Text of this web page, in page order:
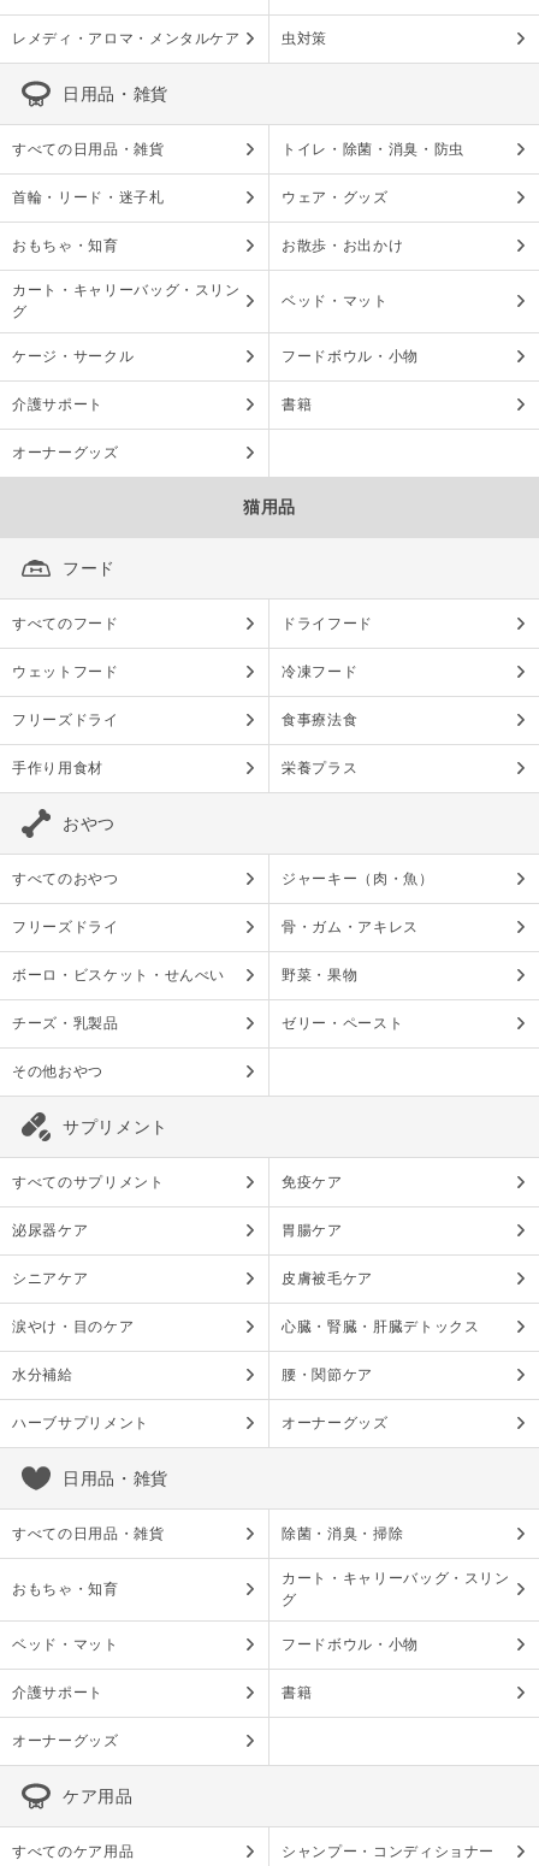
レメディ・アロマ・メンタルケア 虫対策
日用品・雑貨
すべての日用品・雑貨 トイレ・除菌・消臭・防虫
首輪・リード・迷子札 ウェア・グッズ
おもちゃ・知育 お散歩・お出かけ
カート・キャリーバッグ・スリン
グ
ベッド・マット
ケージ・サークル フードボウル・小物
介護サポート 書籍
オーナーグッズ
猫用品
フード
すべてのフード ドライフード
ウェットフード 冷凍フード
フリーズドライ 食事療法食
手作り用食材 栄養プラス
おやつ
すべてのおやつ ジャーキー（肉・魚）
フリーズドライ 骨・ガム・アキレス
ボーロ・ビスケット・せんべい 野菜・果物
チーズ・乳製品 ゼリー・ペースト
その他おやつ
サプリメント
すべてのサプリメント 免疫ケア
泌尿器ケア 胃腸ケア
シニアケア 皮膚被毛ケア
涙やけ・目のケア 心臓・腎臓・肝臓デトックス
水分補給 腰・関節ケア
ハーブサプリメント オーナーグッズ
日用品・雑貨
すべての日用品・雑貨 除菌・消臭・掃除
おもちゃ・知育
カート・キャリーバッグ・スリン
グ
ベッド・マット フードボウル・小物
介護サポート 書籍
オーナーグッズ
ケア用品
すべてのケア用品 シャンプー・コンディショナー